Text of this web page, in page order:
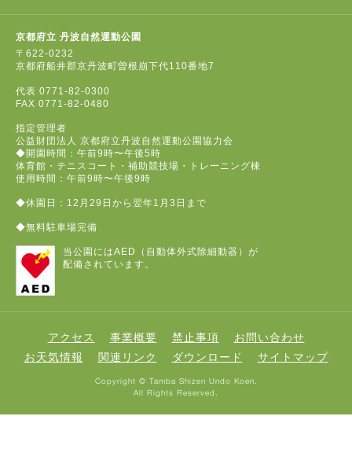
京都府立 丹波自然運動公園
〒622-0232
京都府船井郡京丹波町曽根崩下代110番地7
代表 0771-82-0300
FAX 0771-82-0480
指定管理者
公益財団法人 京都府立丹波自然運動公園協力会
◆開園時間：午前9時〜午後5時
体育館・テニスコート・補助競技場・トレーニング棟
使用時間：午前9時〜午後9時
◆休園日：12月29日から翌年1月3日まで
◆無料駐車場完備
当公園にはAED（自動体外式除細動器）が
配備されています。
アクセス 事業概要 禁止事項
お問い合わせ
お天気情報
関連リンク ダウンロード サイトマップ
Copyright © Tamba Shizen Undo Koen.
All Rights Reserved.